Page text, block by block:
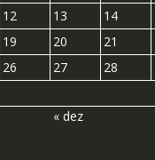
12 13 14
19 20 21
26 27 28
« dez